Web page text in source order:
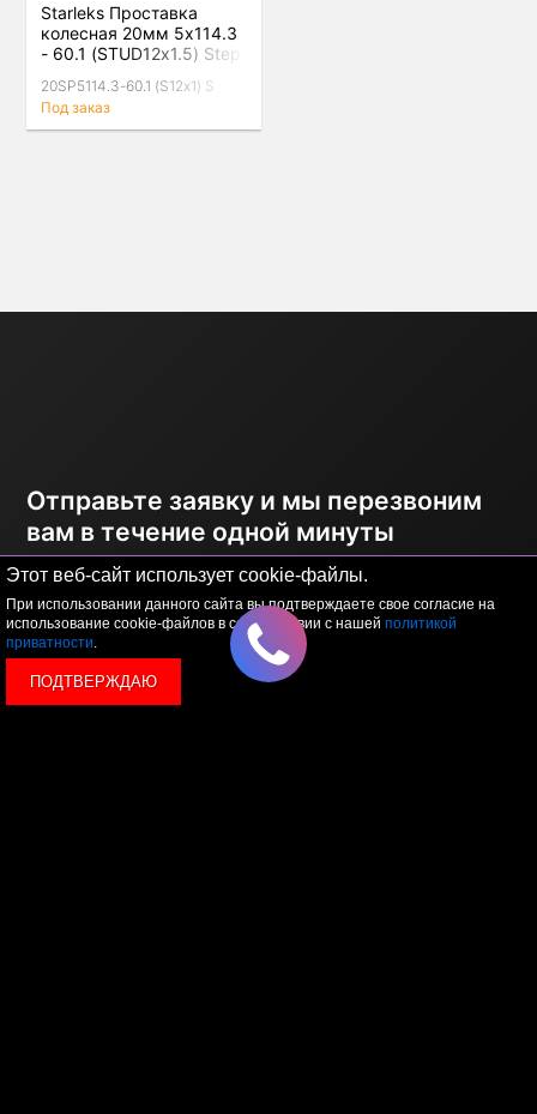
Этот веб-сайт использует cookie-файлы.
При использовании данного сайта вы подтверждаете свое согласие на
использование cookie-файлов в соответствии с нашей политикой
приватности.
ПОДТВЕРЖДАЮ
Starleks Проставка
колесная 20мм 5x114.3
- 60.1 (STUD12x1.5) Step
20SP5114.3-60.1 (S12x1) S
Под заказ
Отправьте заявку и мы перезвоним
вам в течение одной минуты